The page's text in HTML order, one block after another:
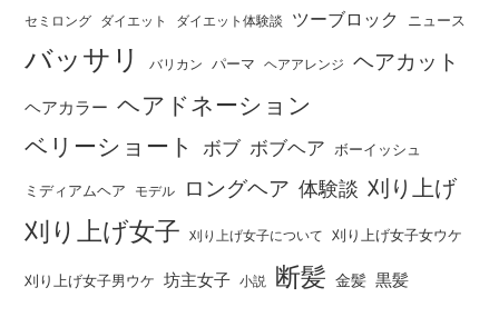
セミロング ダイエット ダイエット体験談 ツーブロック ニュース
バッサリ バリカン パーマ ヘアアレンジ ヘアカット
ヘアカラー ヘアドネーション
ベリーショート
ボブ ボブヘア ボーイッシュ
ミディアムヘア モデル ロングヘア 体験談 刈り上げ
刈り上げ女子 刈り上げ女子について 刈り上げ女子女ウケ
刈り上げ女子男ウケ 坊主女子 小説 断髪 金髪 黒髪